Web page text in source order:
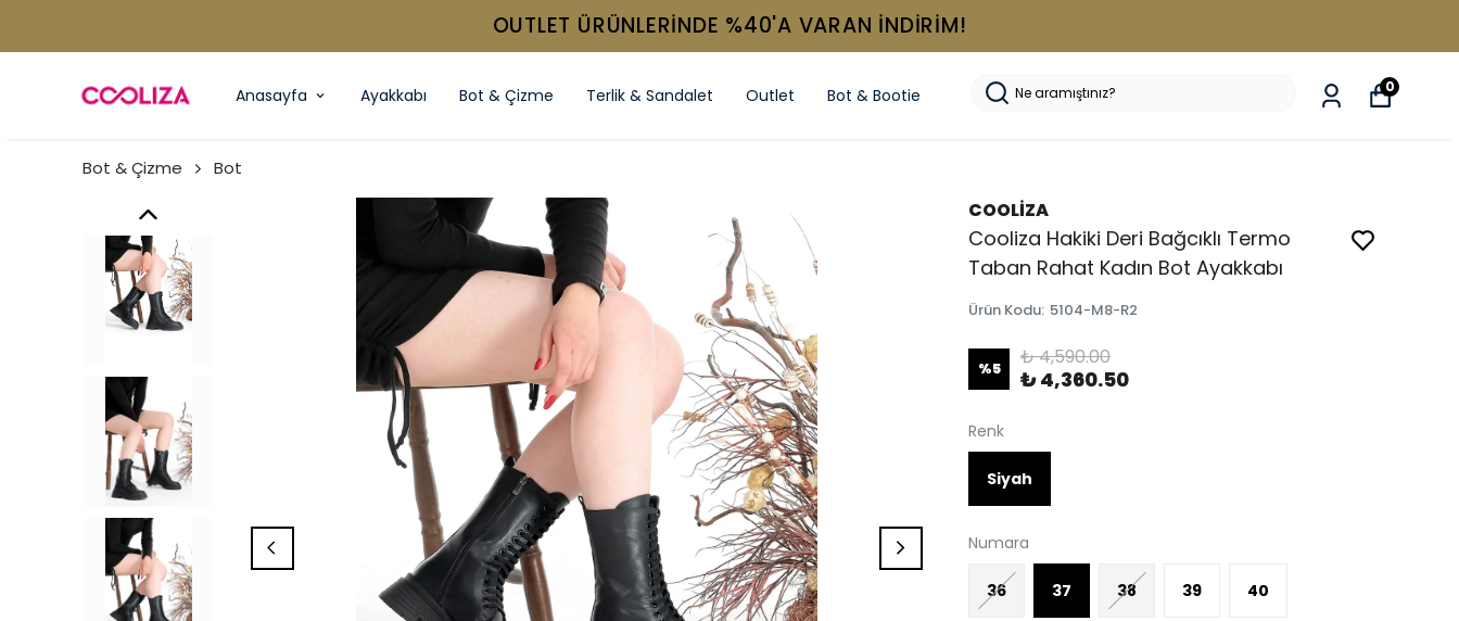
OUTLET ÜRÜNLERİNDE %40'A VARAN İNDİRİM!
Anasayfa Ayakkabı Bot & Çizme Terlik & Sandalet Outlet Bot & Bootie 0
Bot & Çizme Bot
COOLİZA
Cooliza Hakiki Deri Bağcıklı Termo
Taban Rahat Kadın Bot Ayakkabı
Ürün Kodu: 5104-M8-R2
%5 ₺ 4,590.00
₺ 4,360.50
Renk
Siyah
Numara
36 37 38 39 40